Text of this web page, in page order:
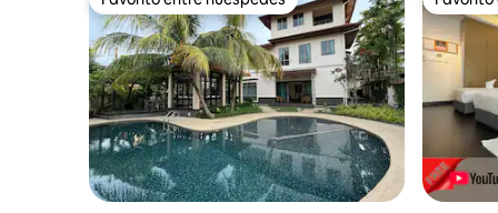
Favorito entre huéspedes